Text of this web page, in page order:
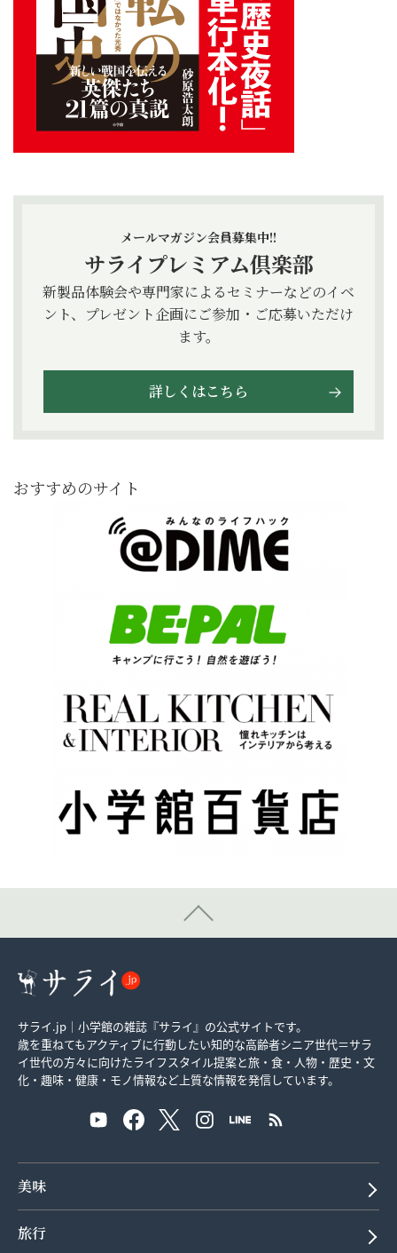
メールマガジン会員募集中!!
サライプレミアム倶楽部
新製品体験会や専門家によるセミナーなどのイベ
ント、プレゼント企画にご参加・ご応募いただけ
ます。
詳しくはこちら
おすすめのサイト
サライ.jp｜小学館の雑誌『サライ』の公式サイトです。
歳を重ねてもアクティブに行動したい知的な高齢者シニア世代＝サラ
イ世代の方々に向けたライフスタイル提案と旅・食・人物・歴史・文
化・趣味・健康・モノ情報など上質な情報を発信しています。
美味
旅行